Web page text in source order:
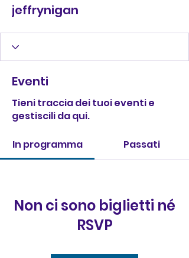
jeffrynigan
Eventi
Tieni traccia dei tuoi eventi e
gestiscili da qui.
In programma Passati
Non ci sono biglietti né
RSVP